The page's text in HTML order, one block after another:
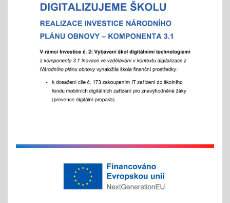
"Každý jinak, ale všichni se těšíme"
25.11.2025
celoškolní slavnostní akce
25. 11. 2025
na jaře si potom vyberou žáci 2. st. odměnu/
volný vstup s programem
4x - od 11. do 20. 11.